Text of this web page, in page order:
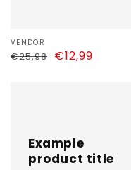
Vendor:
VENDOR
Regular
€25,98 Sale
€12,99
Example
product title